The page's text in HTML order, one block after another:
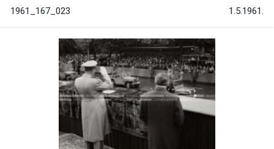
1961_167_023 1.5.1961.